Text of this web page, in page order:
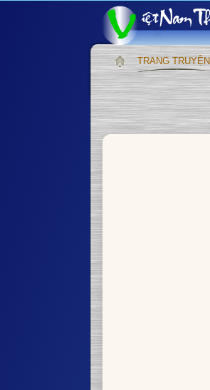
TRANG TRUYỆN